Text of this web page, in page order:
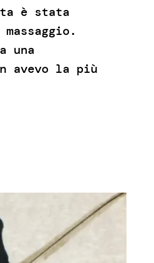
è stata
una
avevo la più